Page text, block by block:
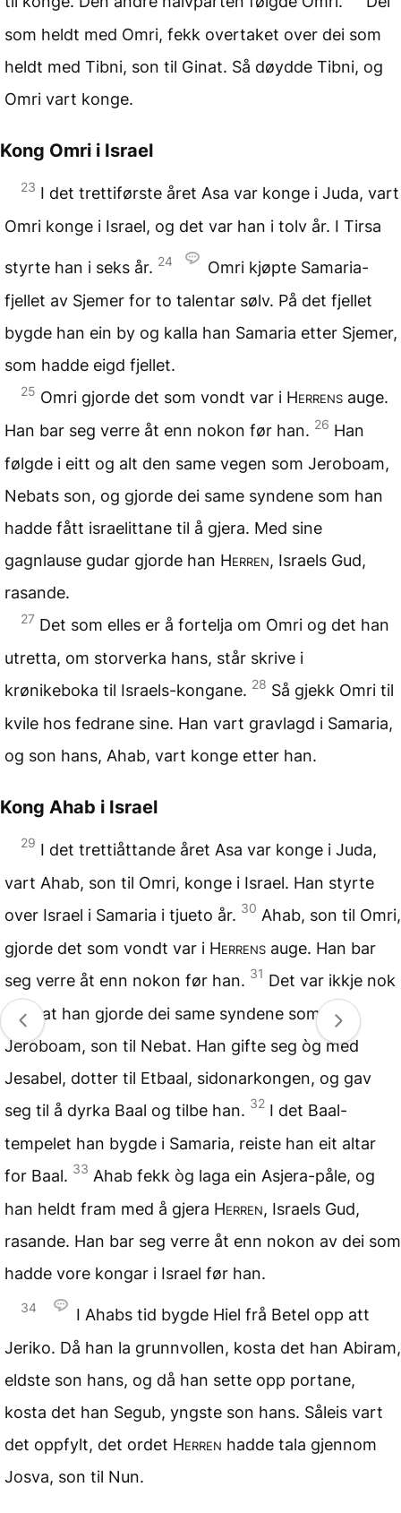
som heldt med Omri, fekk overtaket over dei som
heldt med Tibni, son til Ginat. Så døydde Tibni, og
Omri vart konge.
Kong Omri i Israel
23 I det trettiførste året Asa var konge i Juda, vart
Omri konge i Israel, og det var han i tolv år. I Tirsa
styrte han i seks år. 24
Omri kjøpte Samaria-
fjellet av Sjemer for to talentar sølv. På det fjellet
bygde han ein by og kalla han Samaria etter Sjemer,
som hadde eigd fjellet.
25 Omri gjorde det som vondt var i Herrens auge.
Han bar seg verre åt enn nokon før han. 26 Han
følgde i eitt og alt den same vegen som Jeroboam,
Nebats son, og gjorde dei same syndene som han
hadde fått israelittane til å gjera. Med sine
gagnlause gudar gjorde han Herren, Israels Gud,
rasande.
27 Det som elles er å fortelja om Omri og det han
utretta, om storverka hans, står skrive i
krønikeboka til Israels-kongane. 28 Så gjekk Omri til
kvile hos fedrane sine. Han vart gravlagd i Samaria,
og son hans, Ahab, vart konge etter han.
Kong Ahab i Israel
29 I det trettiåttande året Asa var konge i Juda,
vart Ahab, son til Omri, konge i Israel. Han styrte
over Israel i Samaria i tjueto år. 30 Ahab, son til Omri,
gjorde det som vondt var i Herrens auge. Han bar
seg verre åt enn nokon før han. 31 Det var ikkje nok
med at han gjorde dei same syndene som
Jeroboam, son til Nebat. Han gifte seg òg med
Jesabel, dotter til Etbaal, sidonarkongen, og gav
seg til å dyrka Baal og tilbe han. 32 I det Baal-
tempelet han bygde i Samaria, reiste han eit altar
for Baal. 33 Ahab fekk òg laga ein Asjera-påle, og
han heldt fram med å gjera Herren, Israels Gud,
rasande. Han bar seg verre åt enn nokon av dei som
hadde vore kongar i Israel før han.
34
I Ahabs tid bygde Hiel frå Betel opp att
Jeriko. Då han la grunnvollen, kosta det han Abiram,
eldste son hans, og då han sette opp portane,
kosta det han Segub, yngste son hans. Såleis vart
det oppfylt, det ordet Herren hadde tala gjennom
Josva, son til Nun.